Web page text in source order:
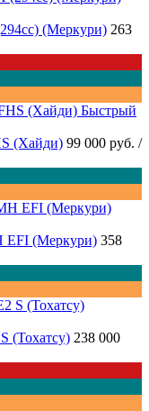
(Меркури) 263
Быстрый
(Хайди) 99 000 руб. /
EFI (Меркури) 358
(Тохатсу) 238 000